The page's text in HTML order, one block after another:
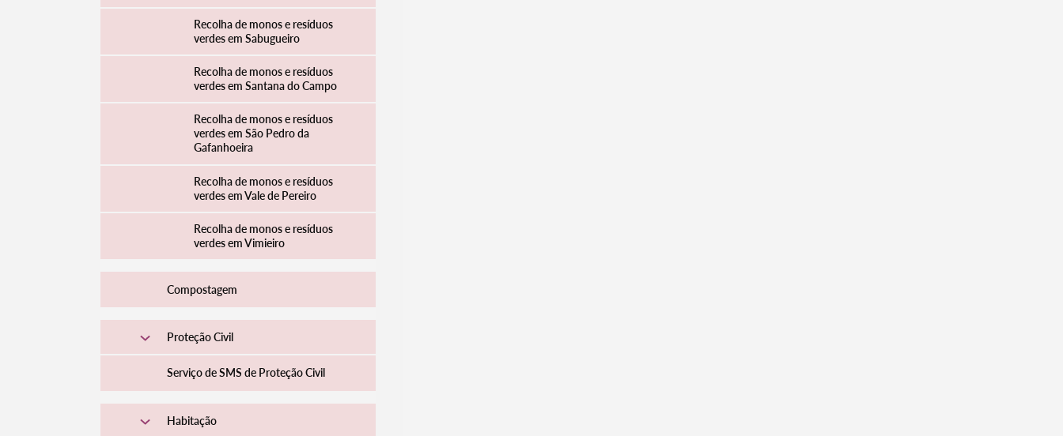
Recolha de monos e resíduos
verdes em Sabugueiro
Recolha de monos e resíduos
verdes em Santana do Campo
Recolha de monos e resíduos
verdes em São Pedro da
Gafanhoeira
Recolha de monos e resíduos
verdes em Vale de Pereiro
Recolha de monos e resíduos
verdes em Vimieiro
Compostagem
Proteção Civil
Serviço de SMS de Proteção Civil
Habitação